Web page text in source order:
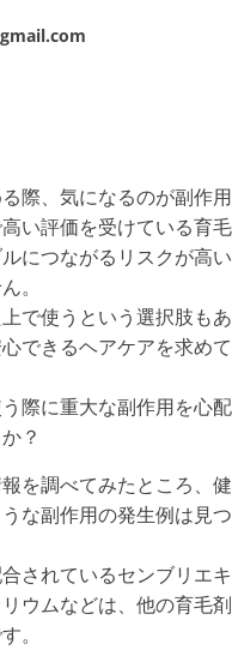
際、気になるのが副作用
い評価を受けている育
につながるリスクが高
。
で使うという選択肢も
できるヘアケアを求め
際に重大な副作用を心
？
を調べてみたところ、
な副作用の発生例は見
されているセンブリエ
ウムなどは、他の育毛
。